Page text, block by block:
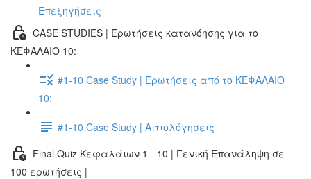
Επεξηγήσεις
CASE STUDIES | Ερωτήσεις κατανόησης για το
ΚΕΦΑΛΑΙΟ 10:
#1-10 Case Study | Ερωτήσεις από το ΚΕΦΑΛΑΙΟ
10:
#1-10 Case Study | Αιτιολόγησεις
Final Quiz Κεφαλάιων 1 - 10 | Γενική Επανάληψη σε
100 ερωτήσεις |